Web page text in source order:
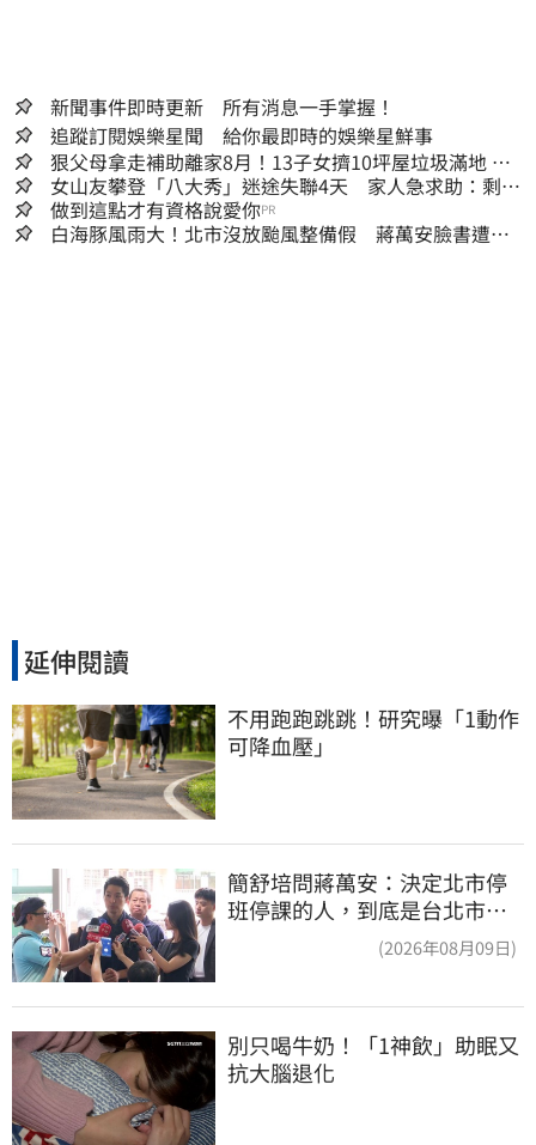
新聞事件即時更新 所有消息一手掌握！
追蹤訂閱娛樂星聞 給你最即時的娛樂星鮮事
狠父母拿走補助離家8月！13子女擠10坪屋垃圾滿地 驚
見幼童深夜遊蕩
女山友攀登「八大秀」迷途失聯4天 家人急求助：剩我
媽還沒找到
做到這點才有資格說愛你PR
白海豚風雨大！北市沒放颱風整備假 蔣萬安臉書遭網
延伸閱讀
不用跑跑跳跳！研究曝「1動作
可降血壓」
簡舒培問蔣萬安：決定北市停
班停課的人，到底是台北市
長，還是氣象署？(2026年08月09日)
別只喝牛奶！「1神飲」助眠又
抗大腦退化